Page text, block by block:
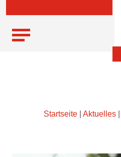
Startseite Aktuelles